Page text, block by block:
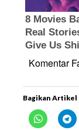
Komentar
Bagikan Artikel